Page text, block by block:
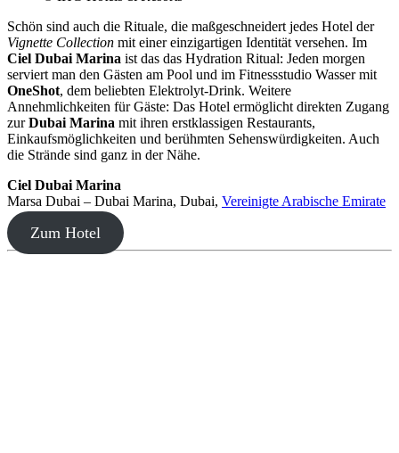
Schön sind auch die Rituale, die maßgeschneidert jedes Hotel der
Vignette Collection mit einer einzigartigen Identität versehen. Im
Ciel Dubai Marina ist das das Hydration Ritual: Jeden morgen
serviert man den Gästen am Pool und im Fitnessstudio Wasser mit
OneShot, dem beliebten Elektrolyt-Drink. Weitere
Annehmlichkeiten für Gäste: Das Hotel ermöglicht direkten Zugang
zurDubai Marina mit ihren erstklassigen Restaurants,
Einkaufsmöglichkeiten und berühmten Sehenswürdigkeiten. Auch
die Strände sind ganz in der Nähe.
Ciel Dubai Marina
Marsa Dubai – Dubai Marina, Dubai, Vereinigte Arabische Emirate
Zum Hotel